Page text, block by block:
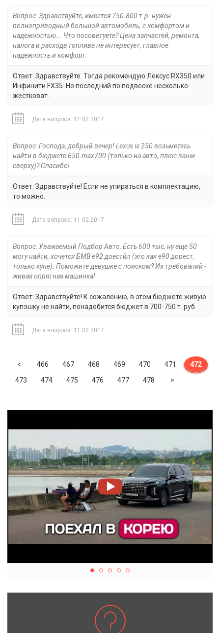
Вопрос: Здравствуйте, имеется 750-800 т.р. нужен
полноприводный большой автомобиль, с комфортом и
надежностью... Что посоветуете? Цена запчастей, ремонта,
налога и расхода топлива не интересует, главное
надежность и комфорт.
Ответ: Здравствуйте. Тогда рекомендую Лексус RX350 или
Инфинити FX35. Но последний по подвеске несколько
жестковат.
Дата вопроса: 11.02.2017
Вопрос: Господа, добрый вечер! Lexus is 250 возьметесь
найти в бюджете 650-max700 (только на авто, плюс ваши
сверху)? Спасибо!
Ответ: Здравствуйте! Если не упираться в комплектацию,
то можно.
Дата вопроса: 11.02.2017
Вопрос: Уважаемый Подбор Авто, Есть 600 тыс, ну еще 50
могу найти, хочется БМВ е92 доестйл (это как е90 дорест,
только купе). Поможите девушке с поиском? Из требований -
живая опрятная машинка!
Ответ: Здравствуйте! К сожалению, в этом бюджете живую
купэшку не найти, понадобится бюджет в 700-750 т. руб.
Дата вопроса: 11.02.2017
< Previous
466 467 468 469 470 471
472
473
474 475 476 477 478 >